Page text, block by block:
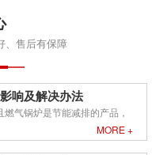
、售后有保障
响及解决办法
气锅炉是节能减排的产品，
MORE +